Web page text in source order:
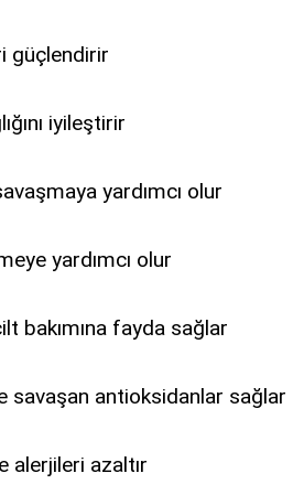
güçlendirir
iyileştirir
yardımcı olur
yardımcı olur
bakımına fayda sağlar
savaşan antioksidanlar sağlar
alerjileri azaltır